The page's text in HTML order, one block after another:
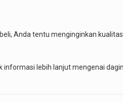
Anda tentu menginginkan
informasi lebih lanjut mengenai